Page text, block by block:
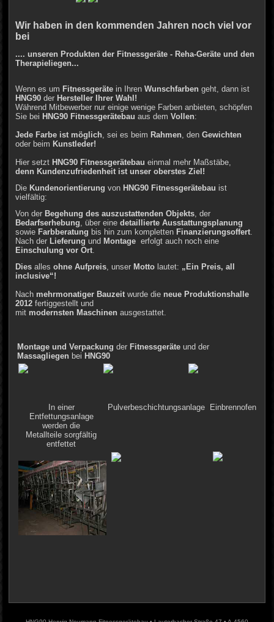
Wir haben in den kommenden Jahren noch viel vor
bei
.... unseren Produkten der Fitnessgeräte - Reha-Geräte und den
Therapieliegen...
Wenn es um Fitnessgeräte in IhrenWunschfarben geht, dann ist
HNG90 der Hersteller Ihrer Wahl!
Während Mitbewerber nur einige wenige Farben anbieten, schöpfen
Sie bei HNG90 Fitnessgerätebau aus demVollen:
Jede Farbe ist möglich , sei es beim Rahmen , denGewichten
oder beim Kunstleder!
Hier setzt HNG90 Fitnessgerätebaueinmal mehr Maßstäbe,
denn Kundenzufriedenheit ist unser oberstes Ziel!
Die Kundenorientierung von HNG90 Fitnessgerätebau ist
vielfältig:
Von der Begehung des auszustattenden Objekts , der
Bedarfserhebung , über einedetaillierte Ausstattungsplanung
sowie Farbberatung bis hin zum kompletten Finanzierungsoffert
Nach der Lieferung und Montageerfolgt auch noch eine
Einschulung vor Ort
Dies allesohne Aufpreis , unser Motto lautet: „Ein Preis, all
inclusive“!
Nach mehrmonatiger Bauzeit wurde die neue Produktionshalle
2012 fertiggestellt und
mit modernsten Maschinen ausgestattet.
Montage und Verpackung der Fitnessgeräte und der
Massagliegen bei HNG90
In einer
Entfettungsanlage
werden die
Metallteile sorgfältig
entfettet
Pulverbeschichtungsanlage Einbrennofen